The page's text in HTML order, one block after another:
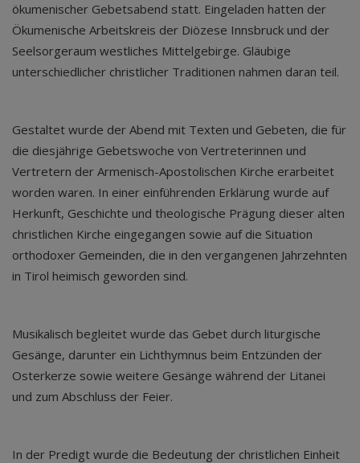
ökumenischer Gebetsabend statt. Eingeladen hatten der
Ökumenische Arbeitskreis der Diözese Innsbruck und der
Seelsorgeraum westliches Mittelgebirge. Gläubige
unterschiedlicher christlicher Traditionen nahmen daran teil.
Gestaltet wurde der Abend mit Texten und Gebeten, die für
die diesjährige Gebetswoche von Vertreterinnen und
Vertretern der Armenisch-Apostolischen Kirche erarbeitet
worden waren. In einer einführenden Erklärung wurde auf
Herkunft, Geschichte und theologische Prägung dieser alten
christlichen Kirche eingegangen sowie auf die Situation
orthodoxer Gemeinden, die in den vergangenen Jahrzehnten
in Tirol heimisch geworden sind.
Musikalisch begleitet wurde das Gebet durch liturgische
Gesänge, darunter ein Lichthymnus beim Entzünden der
Osterkerze sowie weitere Gesänge während der Litanei
und zum Abschluss der Feier.
In der Predigt wurde die Bedeutung der christlichen Einheit